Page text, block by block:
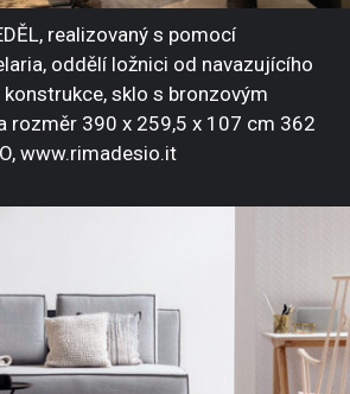
realizovaný s pomocí
oddělí ložnici od navazujícího
sklo s bronzovým
rozměr 390 x 259,5 x 107 cm 362
www.rimadesio.it